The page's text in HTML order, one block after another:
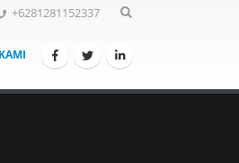
+6281281152337